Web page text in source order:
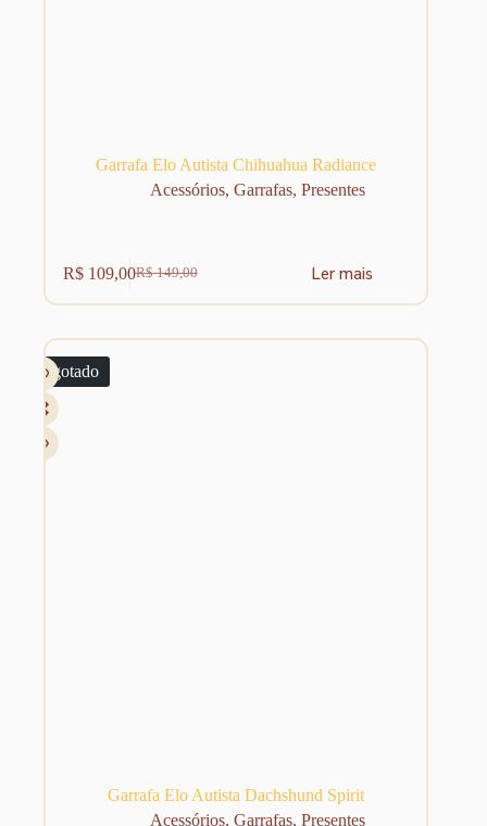
Garrafa Elo Autista Chihuahua Radiance
Acessórios,Garrafas,Presentes
R$149,00
O
preço
era:
R$109,00O
preço
é:
Ler mais
Esgotado
Garrafa Elo Autista Dachshund Spirit
Acessórios,Garrafas,Presentes